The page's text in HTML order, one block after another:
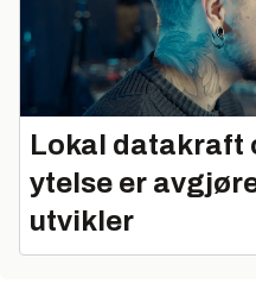
Lokal datakraft
ytelse er
utvikler